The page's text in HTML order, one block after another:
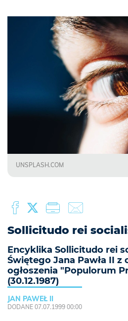
UNSPLASH.COM
Sollicitudo rei
Encyklika Sollicitudo rei
Świętego Jana Pawła II
ogłoszenia "Populorum
(30.12.1987)
JAN PAWEŁ II
DODANE 07.07.1999 00:00